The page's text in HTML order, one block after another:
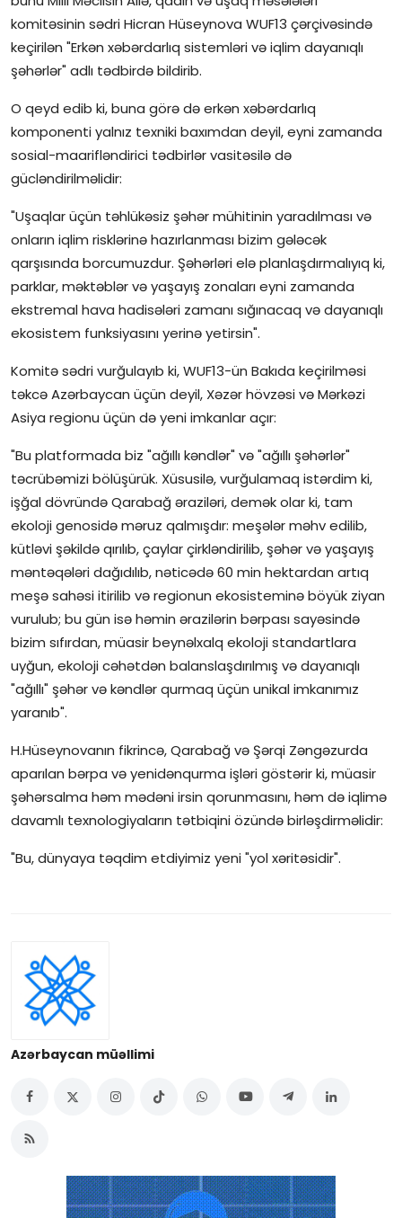
İctimai şura
Dünya
komitəsinin sədri Hicran Hüseynova WUF13 çərçivəsində
keçirilən "Erkən xəbərdarlıq sistemləri və iqlim dayanıqlı
şəhərlər" adlı tədbirdə bildirib.
O qeyd edib ki, buna görə də erkən xəbərdarlıq
komponenti yalnız texniki baxımdan deyil, eyni zamanda
sosial-maarifləndirici tədbirlər vasitəsilə də
gücləndirilməlidir:
"Uşaqlar üçün təhlükəsiz şəhər mühitinin yaradılması və
onların iqlim risklərinə hazırlanması bizim gələcək
qarşısında borcumuzdur. Şəhərləri elə planlaşdırmalıyıq ki,
parklar, məktəblər və yaşayış zonaları eyni zamanda
ekstremal hava hadisələri zamanı sığınacaq və dayanıqlı
ekosistem funksiyasını yerinə yetirsin".
Komitə sədri vurğulayıb ki, WUF13-ün Bakıda keçirilməsi
təkcə Azərbaycan üçün deyil, Xəzər hövzəsi və Mərkəzi
Asiya regionu üçün də yeni imkanlar açır:
"Bu platformada biz "ağıllı kəndlər" və "ağıllı şəhərlər"
təcrübəmizi bölüşürük. Xüsusilə, vurğulamaq istərdim ki,
işğal dövründə Qarabağ əraziləri, demək olar ki, tam
ekoloji genosidə məruz qalmışdır: meşələr məhv edilib,
kütləvi şəkildə qırılıb, çaylar çirkləndirilib, şəhər və yaşayış
məntəqələri dağıdılıb, nəticədə 60 min hektardan artıq
meşə sahəsi itirilib və regionun ekosisteminə böyük ziyan
vurulub; bu gün isə həmin ərazilərin bərpası sayəsində
bizim sıfırdan, müasir beynəlxalq ekoloji standartlara
uyğun, ekoloji cəhətdən balanslaşdırılmış və dayanıqlı
"ağıllı" şəhər və kəndlər qurmaq üçün unikal imkanımız
yaranıb".
H.Hüseynovanın fikrincə, Qarabağ və Şərqi Zəngəzurda
aparılan bərpa və yenidənqurma işləri göstərir ki, müasir
şəhərsalma həm mədəni irsin qorunmasını, həm də iqlimə
davamlı texnologiyaların tətbiqini özündə birləşdirməlidir:
"Bu, dünyaya təqdim etdiyimiz yeni "yol xəritəsidir".
Azərbaycan müəllimi